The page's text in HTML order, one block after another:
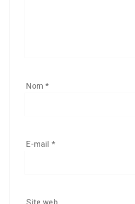
Nom*
E-mail *